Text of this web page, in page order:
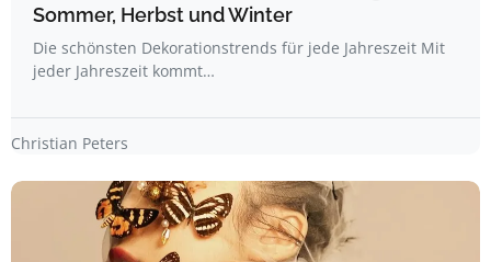
Sommer, Herbst und Winter
Die schönsten Dekorationstrends für jede Jahreszeit Mit
jeder Jahreszeit kommt…
Christian Peters